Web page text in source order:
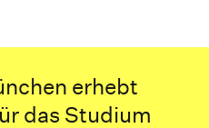
erhebt
das Studium